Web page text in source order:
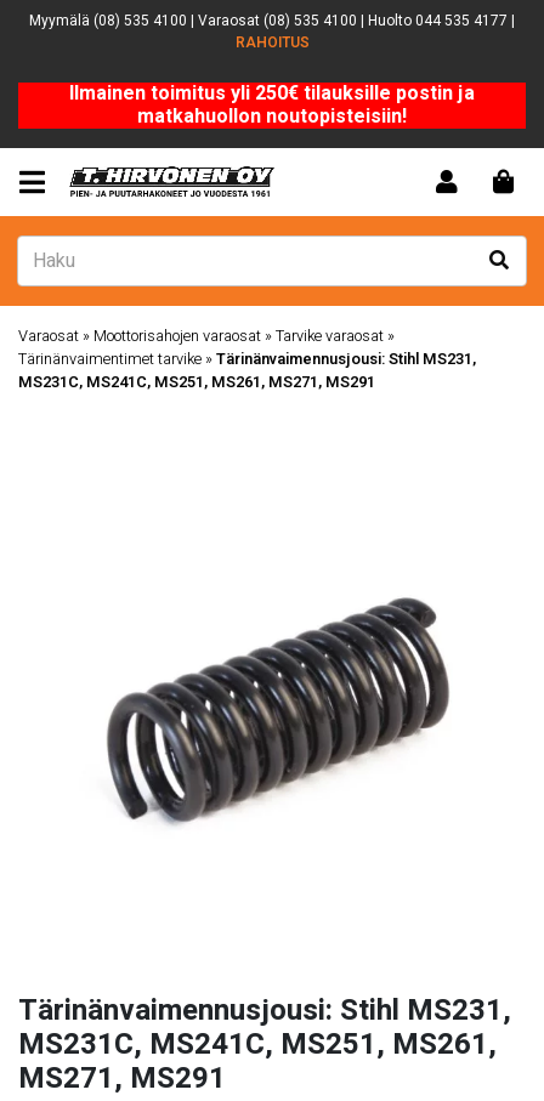
Myymälä (08) 535 4100 | Varaosat (08) 535 4100 | Huolto 044 535 4177 |
RAHOITUS
Ilmainen toimitus yli 250€ tilauksille postin ja
matkahuollon noutopisteisiin!
Varaosat » Moottorisahojen varaosat »Tarvike varaosat »
Tärinänvaimentimet tarvike »Tärinänvaimennusjousi: Stihl MS231,
MS231C, MS241C, MS251, MS261, MS271, MS291
Tärinänvaimennusjousi: Stihl MS231,
MS231C, MS241C, MS251, MS261,
MS271, MS291